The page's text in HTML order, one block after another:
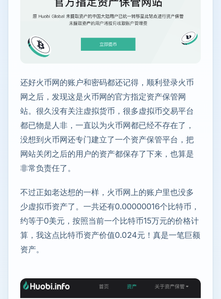
还好火币网的账户和密码都还记得，顺利登录火币
网之后，发现这是火币网的官方指定资产保管网
站。很久没有关注虚拟货币，很多虚拟币交易平台
都已物是人非，一直以为火币网都已经不存在了，
没想到火币网还专门建立了一个资产保管平台，把
网站关闭之后的用户的资产都保存了下来，也算是
非常负责任了。
不过正如老达想的一样，火币网上的账户里也没多
少虚拟币资产了。一共还有0.00000016个比特币，
约等于0美元，按照当前一个比特币15万元的价格计
算，我这点比特币资产价值0.024元！真是一笔巨额
资产。